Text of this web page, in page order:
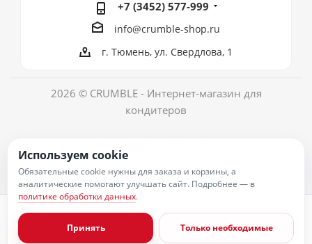
+7 (3452) 577-999
info@crumble-shop.ru
г. Тюмень, ул. Свердлова, 1
2026 © CRUMBLE - Интернет-магазин для
кондитеров
Согласие на обработку персональных данных
Публичная оферта
Пользовательское соглашение
Используем cookie
Обязательные cookie нужны для заказа и корзины, а
аналитические помогают улучшать сайт. Подробнее — в
политике обработки данных.
Принять Только необходимые